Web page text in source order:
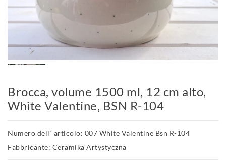
Brocca, volume 1500 ml, 12 cm alto,
White Valentine, BSN R-104
Numero dell´ articolo: 007 White Valentine Bsn R-104
Fabbricante: Ceramika Artystyczna